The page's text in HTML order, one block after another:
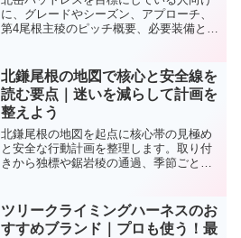
に、グレードやシーズン、アプローチ、
第4尾根主稜のピッチ概要、必要装備とト
北鎌尾根の地図で核心と安全線を
読む要点｜迷いを減らして計画を
整えよう
北鎌尾根の地図を起点に核心帯の見極め
と安全な行動計画を整理します。取り付
きから独標や鋸岩稜の通過、季節ごとの
ツリークライミングハーネスのお
すすめブランド｜プロも使う！最